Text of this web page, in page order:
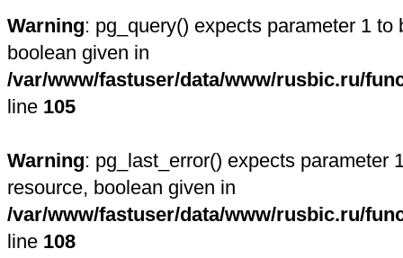
Warning: pg_query() expects parameter 1 to
boolean given in
/var/www/fastuser/data/www/rusbic.ru/
line 105
Warning: pg_last_error() expects parameter
resource, boolean given in
/var/www/fastuser/data/www/rusbic.ru/
line 108